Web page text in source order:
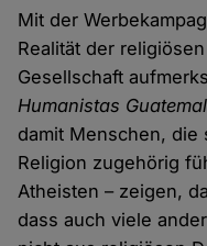
Mit der
Realität der
Gesellschaft
Humanistas
damit Menschen, die
Religion zugehörig
Atheisten – zeigen,
dass auch viele